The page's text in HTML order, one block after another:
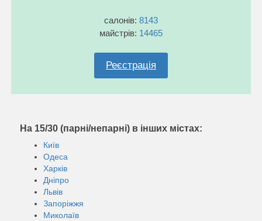
салонів: 8143
майстрів: 14465
Реєстрація
На 15/30 (парні/непарні) в інших містах:
Київ
Одеса
Харків
Дніпро
Львів
Запоріжжя
Миколаїв